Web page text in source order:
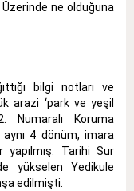
Üzerinde ne olduğuna
bilgi notları ve
arazi ‘park ve yeşil
Numaralı Koruma
4 dönüm, imara
Tarihi Sur
yükselen Yedikule
edilmişti.